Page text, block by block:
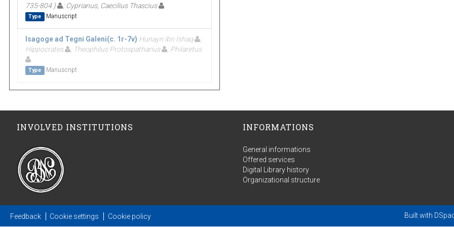
735-804 )
; Cyprianus, Caecilius Thascius
Type Manuscript
Isagoge ad Tegni Galeni(c. 1r-7v) Hunayn ibn Ishaq
;
Hippocrates
; Theophilus Protospatharius ; Philaretus
Type Manuscript
INVOLVED INSTITUTIONS INFORMATIONS
General informations
Offered services
Digital Library history
Organizational structure
Feedback Cookie settings Cookie policy Built with